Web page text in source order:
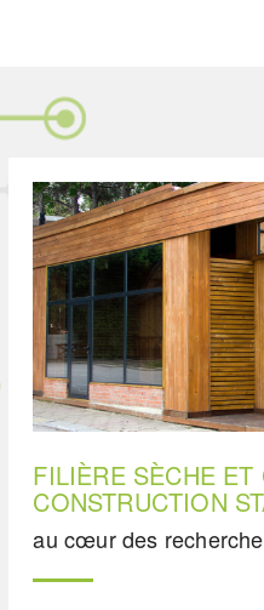
FILIÈRE SÈCHE
CONSTRUCTION
au cœur des